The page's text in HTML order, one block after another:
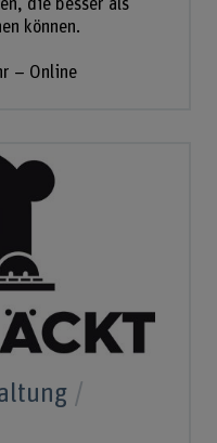
die besser als
können.
– Online